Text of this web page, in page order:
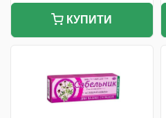
КУПИТИ